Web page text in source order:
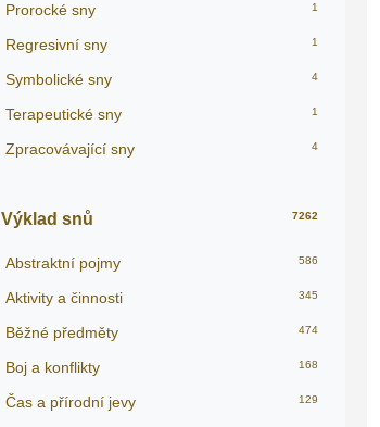
Prorocké sny 1
Regresivní sny 1
Symbolické sny 4
Terapeutické sny 1
Zpracovávající sny 4
Výklad snů 7262
Abstraktní pojmy 586
Aktivity a činnosti 345
Běžné předměty 474
Boj a konflikty 168
Čas a přírodní jevy 129